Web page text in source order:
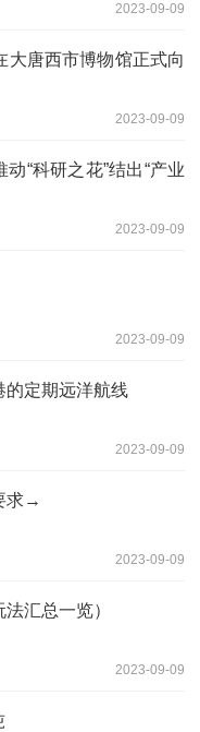
2023-09-09
大唐西市博物馆正式向
2023-09-09
“科研之花”结出“产业
2023-09-09
2023-09-09
的定期远洋航线
2023-09-09
求→
2023-09-09
汇总一览）
2023-09-09